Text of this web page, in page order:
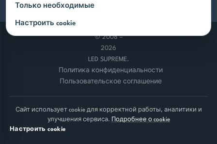
Техническая поддержка
© 2008 –
2026
LED SUPREME.
Политика конфиденциальности
Пользовательское соглашение
Сайт использует cookie для корректной работы, аналитики и
улучшения сервиса.
Подробнее о cookie
Настроить cookie
Только необходимые
Настроить cookie